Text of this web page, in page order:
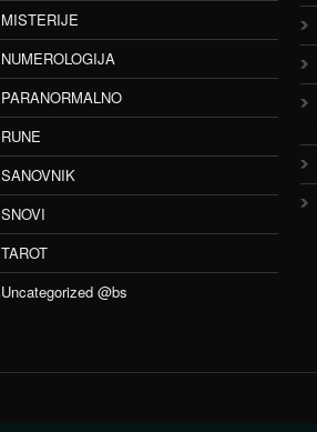
MISTERIJE
NUMEROLOGIJA
PARANORMALNO
RUNE
SANOVNIK
SNOVI
TAROT
Uncategorized @bs